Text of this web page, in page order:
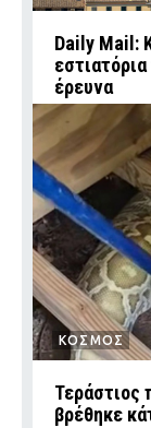
Daily Mail:
έρευνα
ΚΟΣΜΟΣ
Τεράστιος
βρέθηκε